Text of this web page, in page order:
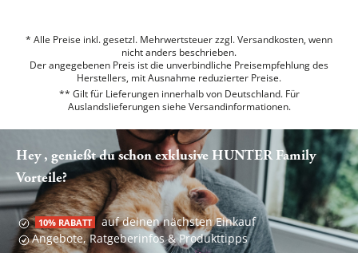
* Alle Preise inkl. gesetzl. Mehrwertsteuer zzgl. Versandkosten, wenn
nicht anders beschrieben.
Der angegebenen Preis ist die unverbindliche Preisempfehlung des
Herstellers, mit Ausnahme reduzierter Preise.
** Gilt für Lieferungen innerhalb von Deutschland. Für
Auslandslieferungen siehe Versandinformationen.
Hey , genießt du schon exklusive HUNTER Family
Vorteile?
10% RABATT auf deinen nächsten Einkauf
Angebote, Ratgeberinfos & Produkttipps